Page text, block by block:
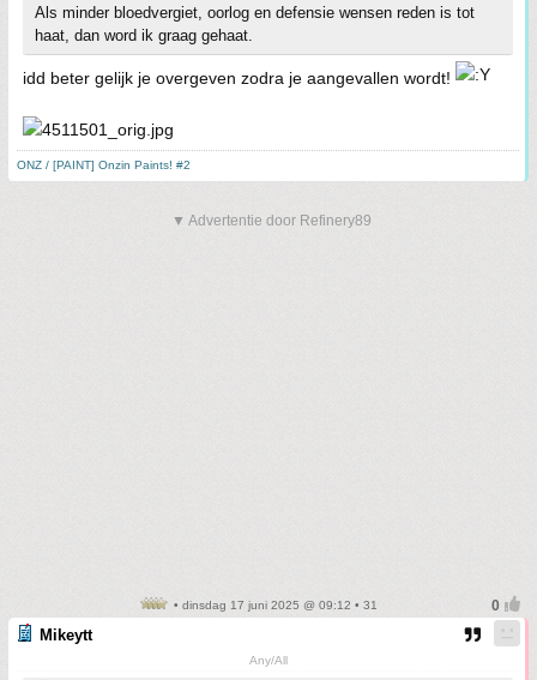
Als minder bloedvergiet, oorlog en defensie wensen reden is tot
haat, dan word ik graag gehaat.
idd beter gelijk je overgeven zodra je aangevallen wordt!
ONZ / [PAINT] Onzin Paints! #2
▼ Advertentie door Refinery89
• dinsdag 17 juni 2025 @ 09:12 • 31
Mikeytt
Any/All